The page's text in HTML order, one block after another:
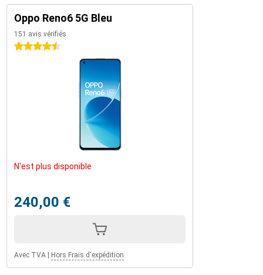
Oppo Reno6 5G Bleu
151 avis vérifiés
4.5 étoiles
N'est plus disponible
240,00 €
Avec TVA Hors Frais d'expédition